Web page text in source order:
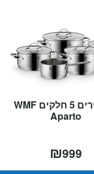
סט סירים 5 חלקים WMF
Aparto
₪999